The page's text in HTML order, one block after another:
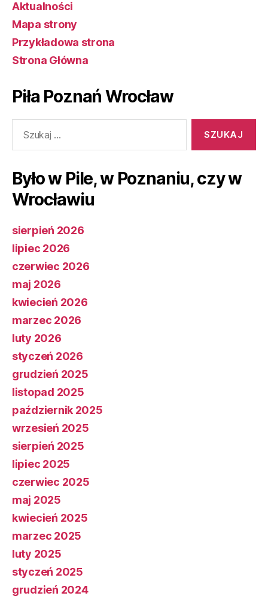
Aktualności
Mapa strony
Przykładowa strona
Strona Główna
Piła Poznań Wrocław
Było w Pile, w Poznaniu, czy w
Wrocławiu
sierpień 2026
lipiec 2026
czerwiec 2026
maj 2026
kwiecień 2026
marzec 2026
luty 2026
styczeń 2026
grudzień 2025
listopad 2025
październik 2025
wrzesień 2025
sierpień 2025
lipiec 2025
czerwiec 2025
maj 2025
kwiecień 2025
marzec 2025
luty 2025
styczeń 2025
grudzień 2024